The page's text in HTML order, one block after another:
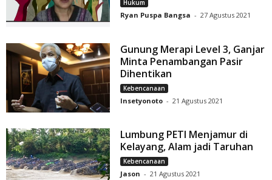
Hukum
Ryan Puspa Bangsa - 27 Agustus 2021
Gunung Merapi Level 3, Ganjar
Minta Penambangan Pasir
Dihentikan
Kebencanaan
Insetyonoto - 21 Agustus 2021
Lumbung PETI Menjamur di
Kelayang, Alam jadi Taruhan
Kebencanaan
Jason - 21 Agustus 2021